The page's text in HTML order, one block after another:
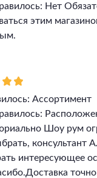
Нет
этим
Ассортимент
Шоу рум
консультант
интересующее